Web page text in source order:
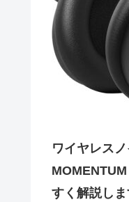
ワイヤレス
すく解説しま